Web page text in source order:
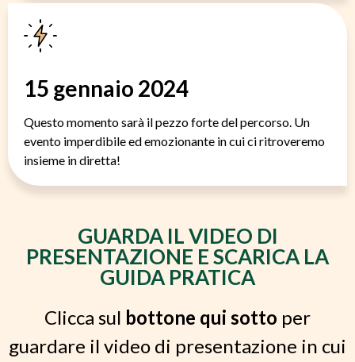
15 gennaio 2024
Questo momento sarà il pezzo forte del percorso. Un
evento imperdibile ed emozionante in cui ci ritroveremo
insieme in diretta!
GUARDA IL VIDEO DI
PRESENTAZIONE E SCARICA LA
GUIDA PRATICA
Clicca sul bottone qui sotto per
guardare il video di presentazione in cui